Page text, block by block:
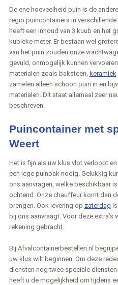
De ene hoeveelheid puin is de
regio puincontainers in
heeft een inhoud van 3 kuub en het
kubieke meter. Er bestaan wel
van het puin zouden onze
gevuld, onmogelijk kunnen
materialen zoals baksteen, keramiek
zamelen alleen schoon puin in en
materialen. Dit staat allemaal zeer
beschreven.
Puincontainer met
Weert
Het is fijn als uw klus vlot verloopt
een lege puinbak nodig. Gelukkig
ons aanvragen, welke beschikbaar
ochtend. Onze chauffeur komt dan
brengen. Ook levering op zaterdag
bij ons aanvraagt. Voor deze
rekening gebracht.
Bij Afvalcontainerbestellen.nl
uw klus wilt beginnen. Om deze
diensten nog twee speciale
heeft u de mogelijkheid om tijdens